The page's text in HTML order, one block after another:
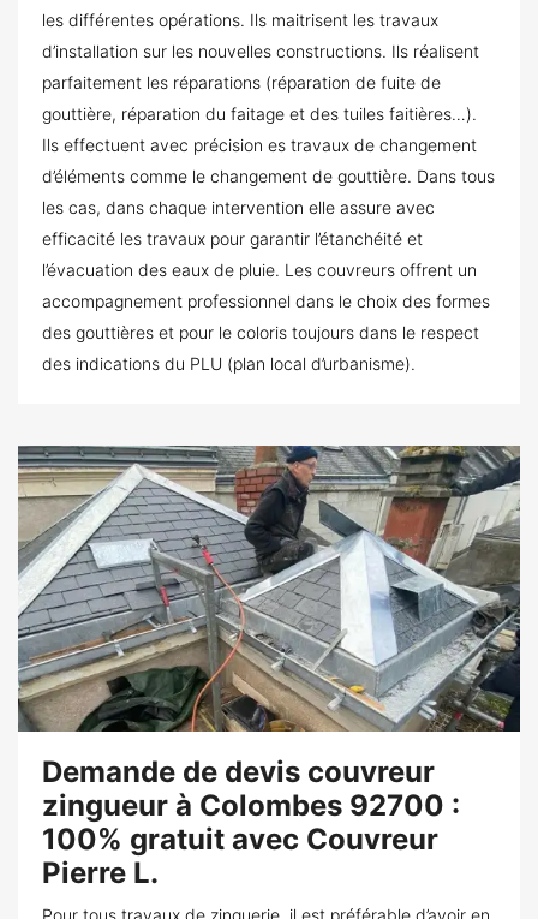
les différentes opérations. Ils maitrisent les travaux
d’installation sur les nouvelles constructions. Ils réalisent
parfaitement les réparations (réparation de fuite de
gouttière, réparation du faitage et des tuiles faitières…).
Ils effectuent avec précision es travaux de changement
d’éléments comme le changement de gouttière. Dans tous
les cas, dans chaque intervention elle assure avec
efficacité les travaux pour garantir l’étanchéité et
l’évacuation des eaux de pluie. Les couvreurs offrent un
accompagnement professionnel dans le choix des formes
des gouttières et pour le coloris toujours dans le respect
des indications du PLU (plan local d’urbanisme).
Demande de devis couvreur
zingueur à Colombes 92700 :
100% gratuit avec Couvreur
Pierre L.